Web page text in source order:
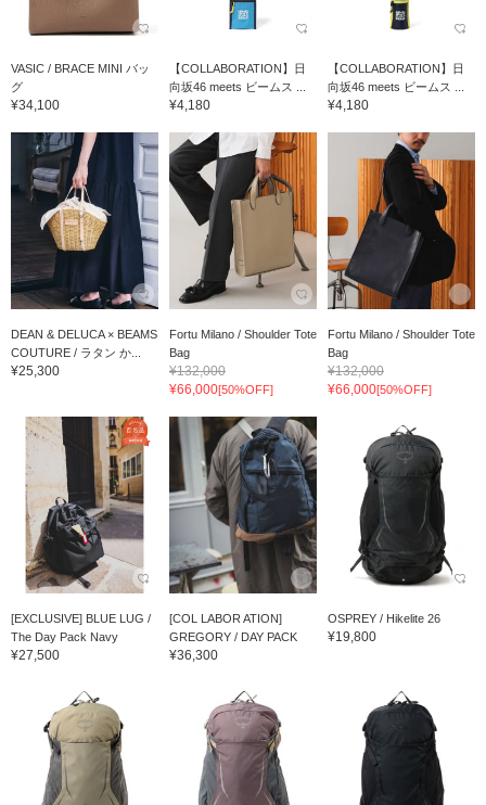
VASIC / BRACE MINI バッ
グ
¥34,100
【COLLABORATION】日
向坂46 meets ビームス ...
¥4,180
【COLLABORATION】日
向坂46 meets ビームス ...
¥4,180
DEAN & DELUCA × BEAMS
COUTURE / ラタン か...
¥25,300
Fortu Milano / Shoulder Tote
Bag
¥132,000
¥66,000[50%OFF]
Fortu Milano / Shoulder Tote
Bag
¥132,000
¥66,000[50%OFF]
[EXCLUSIVE] BLUE LUG /
The Day Pack Navy
¥27,500
[COL LABOR ATION]
GREGORY / DAY PACK
¥36,300
OSPREY / Hikelite 26
¥19,800